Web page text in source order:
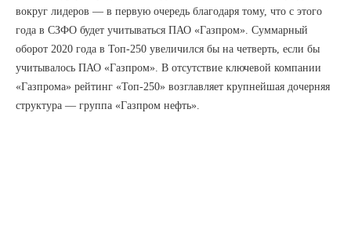
вокруг лидеров — в первую очередь благодаря тому, что с этого
года в СЗФО будет учитываться ПАО «Газпром». Суммарный
оборот 2020 года в Топ-250 увеличился бы на четверть, если бы
учитывалось ПАО «Газпром». В отсутствие ключевой компании
«Газпрома» рейтинг «Топ-250» возглавляет крупнейшая дочерняя
структура — группа «Газпром нефть».